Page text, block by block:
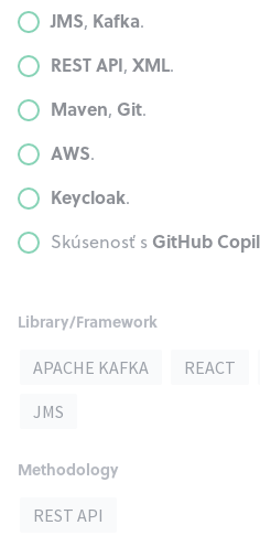
JMS, Kafka.
REST API, XML.
Maven, Git.
AWS.
Keycloak.
Skúsenosť s GitHub
Library/Framework
APACHE KAFKA REACT
JMS
Methodology
REST API